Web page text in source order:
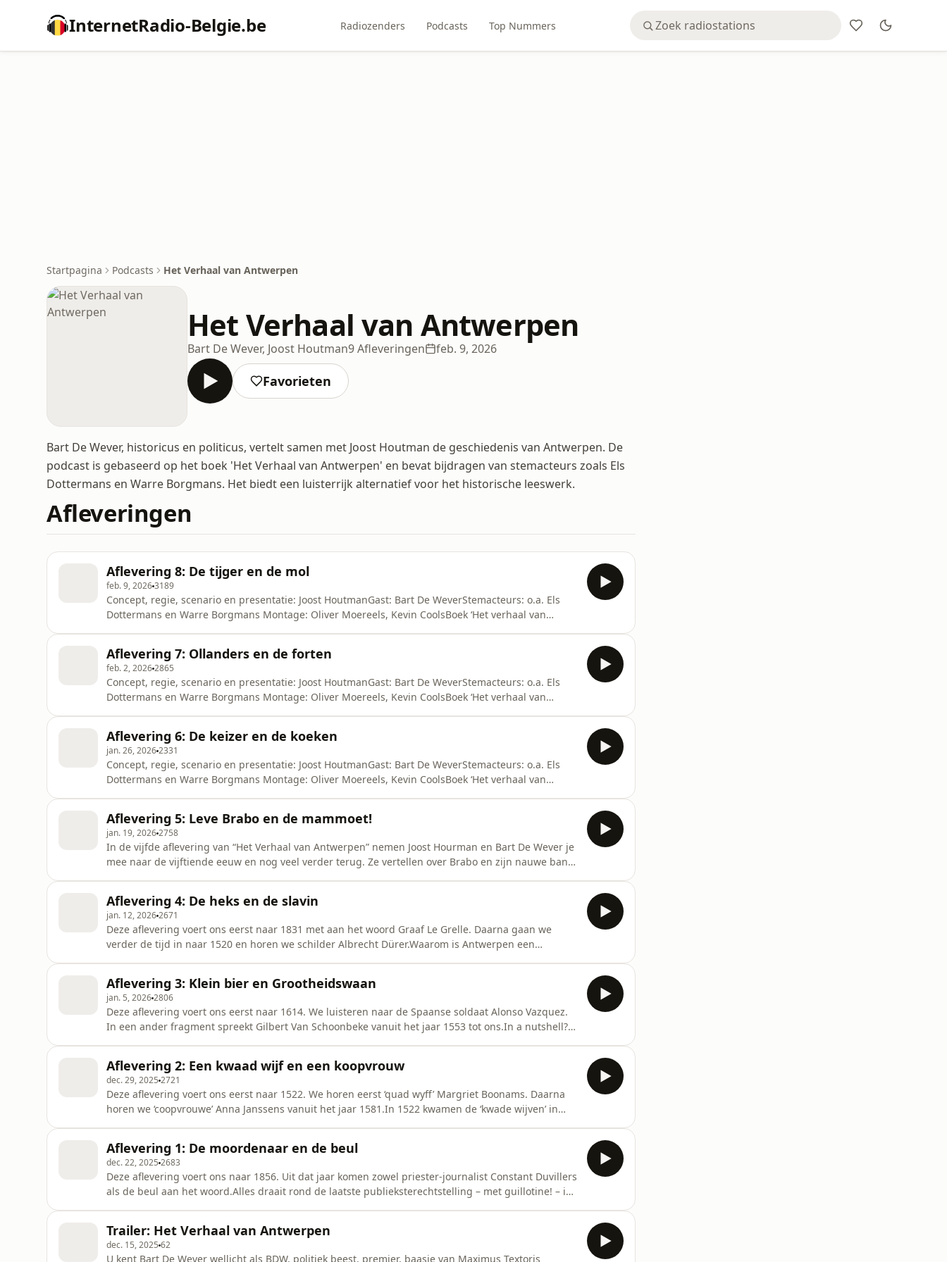
InternetRadio-Belgie.be Radiozenders Podcasts Top Nummers
Startpagina Podcasts Het Verhaal van Antwerpen
Het Verhaal van Antwerpen
Bart De Wever, Joost Houtman9 Afleveringen feb. 9, 2026
Favorieten
Bart De Wever, historicus en politicus, vertelt samen met Joost Houtman de geschiedenis van Antwerpen. De
podcast is gebaseerd op het boek 'Het Verhaal van Antwerpen' en bevat bijdragen van stemacteurs zoals Els
Dottermans en Warre Borgmans. Het biedt een luisterrijk alternatief voor het historische leeswerk.
Afleveringen
Aflevering 8: De tijger en de mol
feb. 9, 20263189
Concept, regie, scenario en presentatie: Joost HoutmanGast: Bart De WeverStemacteurs: o.a. Els
Dottermans en Warre Borgmans Montage: Oliver Moereels, Kevin CoolsBoek ‘Het verhaal van
Aflevering 7: Ollanders en de forten
feb. 2, 20262865
Concept, regie, scenario en presentatie: Joost HoutmanGast: Bart De WeverStemacteurs: o.a. Els
Dottermans en Warre Borgmans Montage: Oliver Moereels, Kevin CoolsBoek ‘Het verhaal van
Aflevering 6: De keizer en de koeken
jan. 26, 20262331
Concept, regie, scenario en presentatie: Joost HoutmanGast: Bart De WeverStemacteurs: o.a. Els
Dottermans en Warre Borgmans Montage: Oliver Moereels, Kevin CoolsBoek ‘Het verhaal van
Aflevering 5: Leve Brabo en de mammoet!
jan. 19, 20262758
In de vijfde aflevering van “Het Verhaal van Antwerpen” nemen Joost Hourman en Bart De Wever je
mee naar de vijftiende eeuw en nog veel verder terug. Ze vertellen over Brabo en zijn nauwe band
HoutmanGast:
Aflevering 4: De heks en de slavin
jan. 12, 20262671
Deze aflevering voert ons eerst naar 1831 met aan het woord Graaf Le Grelle. Daarna gaan we
verder de tijd in naar 1520 en horen we schilder Albrecht Dürer.Waarom is Antwerpen een
van het allere
Aflevering 3: Klein bier en Grootheidswaan
jan. 5, 20262806
Deze aflevering voert ons eerst naar 1614. We luisteren naar de Spaanse soldaat Alonso Vazquez.
In een ander fragment spreekt Gilbert Van Schoonbeke vanuit het jaar 1553 tot ons.In a nutshell?
omwille
Aflevering 2: Een kwaad wijf en een koopvrouw
dec. 29, 2025 2721
Deze aflevering voert ons eerst naar 1522. We horen eerst ‘quad wyff’ Margriet Boonams. Daarna
horen we ‘coopvrouwe’ Anna Janssens vanuit het jaar 1581.In 1522 kwamen de ‘kwade wijven’ in
vooral over sterke vrouwen, tou
Aflevering 1: De moordenaar en de beul
dec. 22, 2025 2683
Deze aflevering voert ons naar 1856. Uit dat jaar komen zowel priester-journalist Constant Duvillers
als de beul aan het woord.Alles draait rond de laatste publieksterechtstelling – met guillotine! – in
Trailer: Het Verhaal van Antwerpen
dec. 15, 2025 62
U kent Bart De Wever wellicht als BDW, politiek beest, premier, baasje van Maximus Textoris